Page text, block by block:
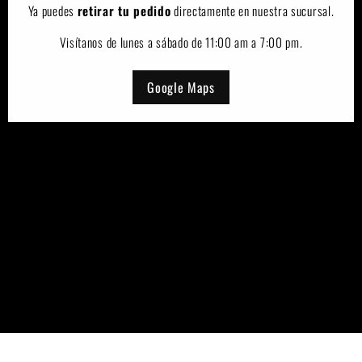
Ya puedes retirar tu pedidodirectamente en nuestra sucursal.
Visítanos de lunes a sábado de 11:00 am a 7:00 pm.
Google Maps